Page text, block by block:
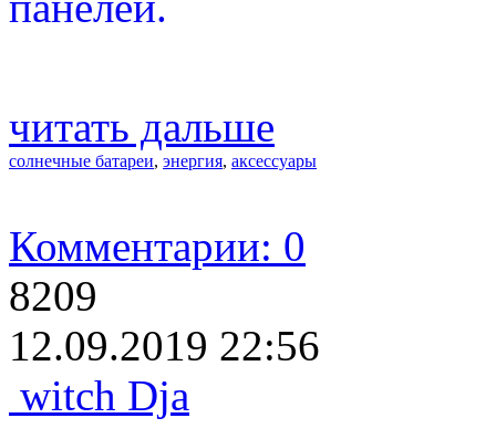
читать дальше
солнечные батареи, энергия, аксессуары
Комментарии: 0
8209
12.09.2019 22:56
witch Dja